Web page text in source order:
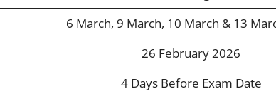
6 March, 9 March, 10 March & 13
26 February 2026
4 Days Before Exam Date